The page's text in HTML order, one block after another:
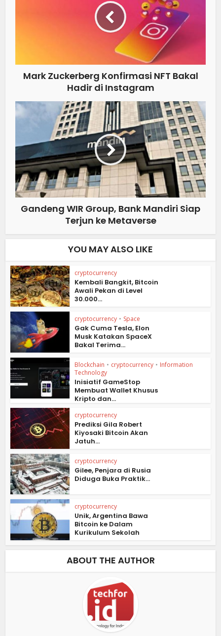
Mark Zuckerberg Konfirmasi NFT Bakal
Hadir di Instagram
Gandeng WIR Group, Bank Mandiri Siap
Terjun ke Metaverse
YOU MAY ALSO LIKE
cryptocurrency
Kembali Bangkit, Bitcoin
Awali Pekan di Level
30.000...
cryptocurrency • Space
Gak Cuma Tesla, Elon
Musk Katakan SpaceX
Bakal Terima...
Blockchain • cryptocurrency • Information
Technology
Inisiatif GameStop
Membuat Wallet Khusus
Kripto dan...
cryptocurrency
Prediksi Gila Robert
Kiyosaki Bitcoin Akan
Jatuh...
cryptocurrency
Gilee, Penjara di Rusia
Diduga Buka Praktik...
cryptocurrency
Unik, Argentina Bawa
Bitcoin ke Dalam
Kurikulum Sekolah
ABOUT THE AUTHOR